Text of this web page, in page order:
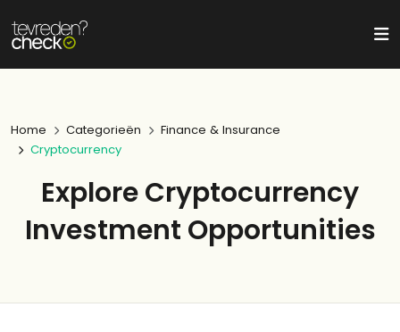
Home Categorieën
Finance & Insurance
Cryptocurrency
Explore Cryptocurrency
Investment Opportunities